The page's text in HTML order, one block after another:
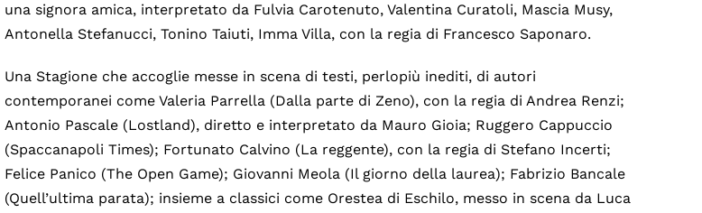
una signora amica, interpretato da Fulvia Carotenuto, Valentina Curatoli, Mascia Musy,
Antonella Stefanucci, Tonino Taiuti, Imma Villa, con la regia di Francesco Saponaro.
Una Stagione che accoglie messe in scena di testi, perlopiù inediti, di autori
contemporanei come Valeria Parrella (Dalla parte di Zeno), con la regia di Andrea Renzi;
Antonio Pascale (Lostland), diretto e interpretato da Mauro Gioia; Ruggero Cappuccio
(Spaccanapoli Times); Fortunato Calvino (La reggente), con la regia di Stefano Incerti;
Felice Panico (The Open Game); Giovanni Meola (Il giorno della laurea); Fabrizio Bancale
(Quell’ultima parata); insieme a classici come Orestea di Eschilo, messo in scena da Luca